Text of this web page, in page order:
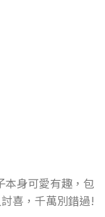
本身可愛有趣，包
喜，千萬別錯過!